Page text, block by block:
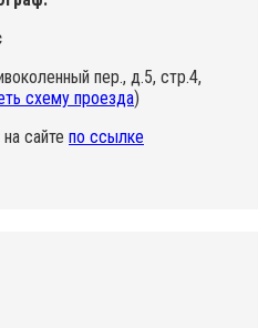
пер., д.5, стр.4,
схему проезда)
на сайте по ссылке